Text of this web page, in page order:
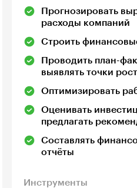
Прогнозировать
расходы компаний
Строить
Проводить план-
выявлять точки
Оптимизировать
Оценивать
предлагать
Составлять
отчёты
Инструменты